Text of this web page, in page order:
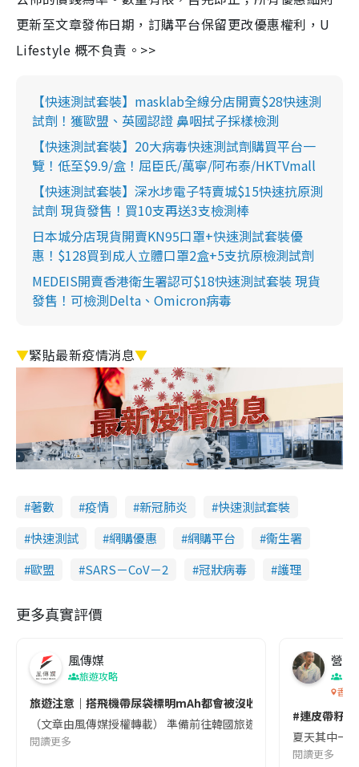
更新至文章發佈日期，訂購平台保留更改優惠權利，U
Lifestyle 概不負責。>>
【快速測試套裝】masklab全線分店開賣$28快速測
試劑！獲歐盟、英國認證 鼻咽拭子採樣檢測
【快速測試套裝】20大病毒快速測試劑購買平台一
覽！低至$9.9/盒！屈臣氏/萬寧/阿布泰/HKTVmall
【快速測試套裝】深水埗電子特賣城$15快速抗原測
試劑 現貨發售！買10支再送3支檢測棒
日本城分店現貨開賣KN95口罩+快速測試套裝優
惠！$128買到成人立體口罩2盒+5支抗原檢測試劑
MEDEIS開賣香港衛生署認可$18快速測試套裝 現貨
發售！可檢測Delta、Omicron病毒
▼緊貼最新疫情消息▼
著數 疫情 新冠肺炎
快速測試套裝
快速測試
網購優惠 網購平台
衞生署
歐盟
SARS－CoV－2 冠狀病毒 護理
更多真實評價
風傳媒
旅遊攻略
旅遊注意｜搭飛機帶尿袋標明mAh都會被沒收😱出發前切記檢查
（文章由風傳媒授權轉載） 準備前往韓國旅遊的民眾，近期要
閱讀更多
營養
香港
#連皮帶籽
夏天其中一
閱讀更多